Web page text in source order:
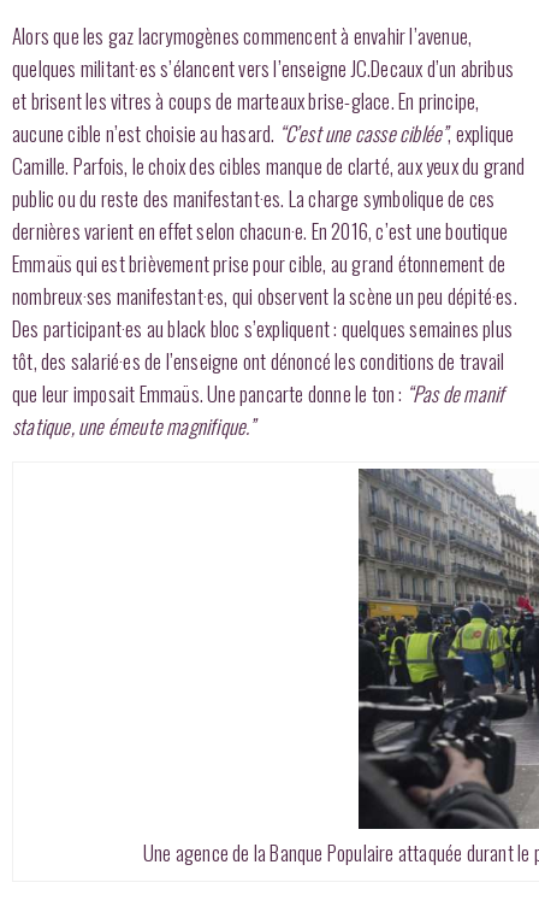
Alors que les gaz lacrymogènes commencent à envahir l’avenue,
quelques militant·es s’élancent vers l’enseigne JC.Decaux d’un abribus
et brisent les vitres à coups de marteaux brise-glace. En principe,
aucune cible n’est choisie au hasard. “C’est une casse ciblée”, explique
Camille. Parfois, le choix des cibles manque de clarté, aux yeux du grand
public ou du reste des manifestant·es. La charge symbolique de ces
dernières varient en effet selon chacun·e. En 2016, c’est une boutique
Emmaüs qui est brièvement prise pour cible, au grand étonnement de
nombreux·ses manifestant·es, qui observent la scène un peu dépité·es.
Des participant·es au black bloc s’expliquent : quelques semaines plus
tôt, des salarié·es de l’enseigne ont dénoncé les conditions de travail
que leur imposait Emmaüs. Une pancarte donne le ton : “Pas de manif
statique, une émeute magnifique.”
Une agence de la Banque Populaire attaquée durant